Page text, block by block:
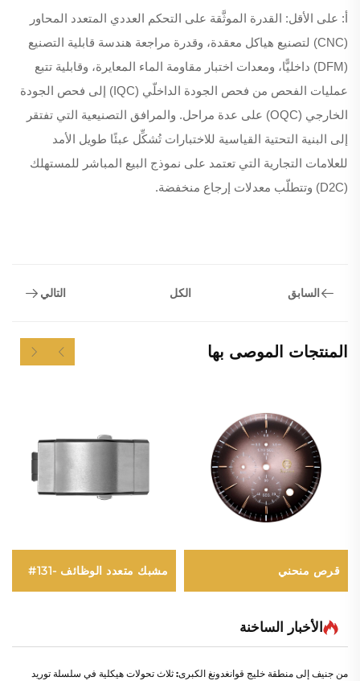
أ: على الأقل: القدرة الموثَّقة على التحكم العددي المتعدد المحاور
(CNC) لتصنيع هياكل معقدة، وقدرة مراجعة هندسة قابلية التصنيع
(DFM) داخليًّا، ومعدات اختبار مقاومة الماء المعايرة، وقابلية تتبع
عمليات الفحص من فحص الجودة الداخلّي (IQC) إلى فحص الجودة
الخارجي (OQC) على عدة مراحل. والمرافق التصنيعية التي تفتقر
إلى البنية التحتية القياسية للاختبارات تُشكِّل عبئًا طويل الأمد
للعلامات التجارية التي تعتمد على نموذج البيع المباشر للمستهلك
(D2C) وتتطلّب معدلات إرجاع منخفضة.
السابق الكل التالي
المنتجات الموصى بها
قرص منحني مشبك متعدد الوظائف -131#
الأخبار الساخنة
من جنيف إلى منطقة خليج قوانغدونغ الكبرى: ثلاث تحولات هيكلية في سلسلة توريد